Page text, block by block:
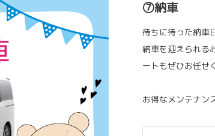
⑦納車
待ちに待った納車
納車を迎えられる
ートもぜひお任せ
お得なメンテナン